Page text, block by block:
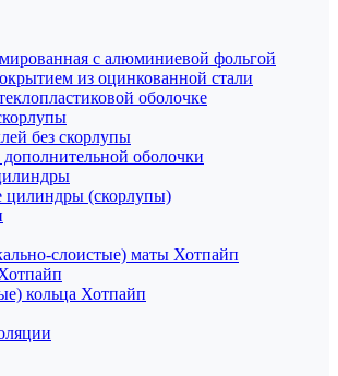
с алюминиевой фольгой
из оцинкованной стали
оболочке
без скорлупы
оболочки
цилиндры (скорлупы)
слоистые) маты Хотпайп
кольца Хотпайп